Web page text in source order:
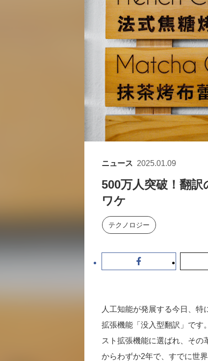
ニュース 2025.01.09
500万人突破！翻
ワケ
テクノロジー
人工知能が発展する今日、
拡張機能「没入型翻訳」です
スト拡張機能に選ばれ、その
からわずか2年で、すでに世